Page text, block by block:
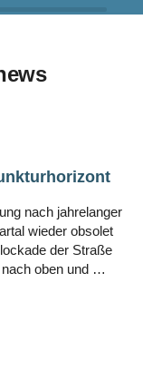
nach jahrelanger
wieder obsolet
der Straße
oben und …